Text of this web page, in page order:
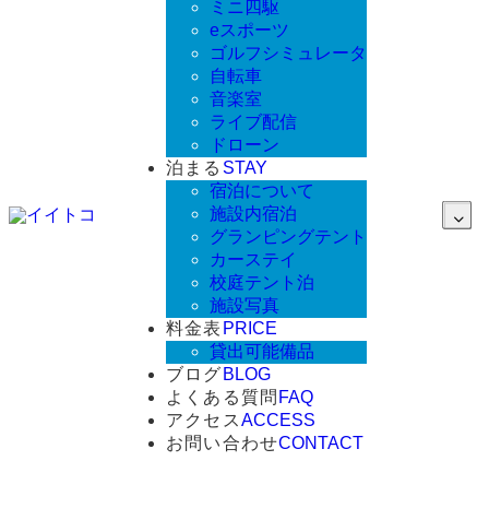
ミニ四駆
eスポーツ
ゴルフシミュレータ
自転車
音楽室
ライブ配信
ドローン
泊まる STAY
宿泊について
施設内宿泊
グランピングテント
カーステイ
校庭テント泊
施設写真
料金表 PRICE
貸出可能備品
ブログ BLOG
よくある質問 FAQ
アクセスACCESS
お問い合わせCONTACT